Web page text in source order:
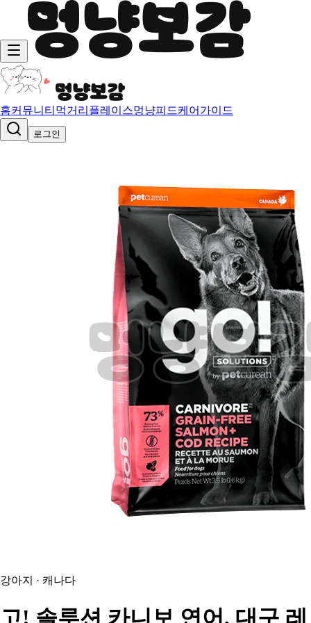
홈커뮤니티 먹거리 플레이스멍냥피드케어가이드
로그인
강아지 · 캐나다
고! 솔루션 카니보 연어, 대구 레